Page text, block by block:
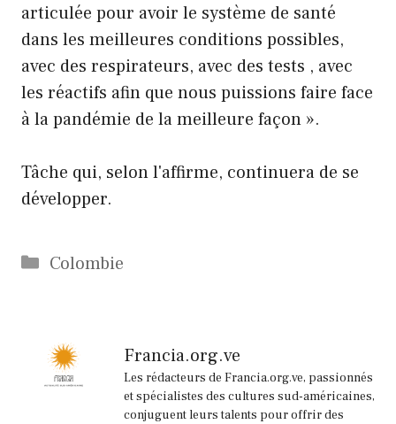
articulée pour avoir le système de santé
dans les meilleures conditions possibles,
avec des respirateurs, avec des tests , avec
les réactifs afin que nous puissions faire face
à la pandémie de la meilleure façon ».
Tâche qui, selon l'affirme, continuera de se
développer.
Catégories
Colombie
Francia.org.ve
Les rédacteurs de Francia.org.ve, passionnés
et spécialistes des cultures sud-américaines,
conjuguent leurs talents pour offrir des